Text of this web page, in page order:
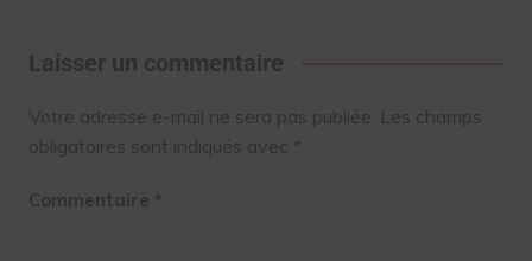
Laisser un commentaire
Votre adresse e-mail ne sera pas publiée. Les champs
obligatoires sont indiqués avec *
Commentaire *